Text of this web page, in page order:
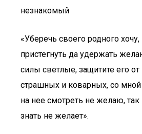
незнакомый
«Уберечь своего родного хочу,
пристегнуть да удержать
силы светлые, защитите его от
страшных и коварных, со мной
на нее смотреть не желаю, так
знать не желает».